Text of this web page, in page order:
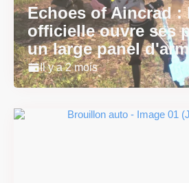
Echoes of Aincrad :
officielle ouvre ses
un large panel
Il y a 2 mois